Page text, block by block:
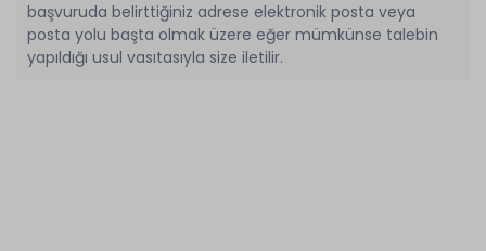
başvuruda belirttiğiniz adrese elektronik posta veya
posta yolu başta olmak üzere eğer mümkünse talebin
yapıldığı usul vasıtasıyla size iletilir.